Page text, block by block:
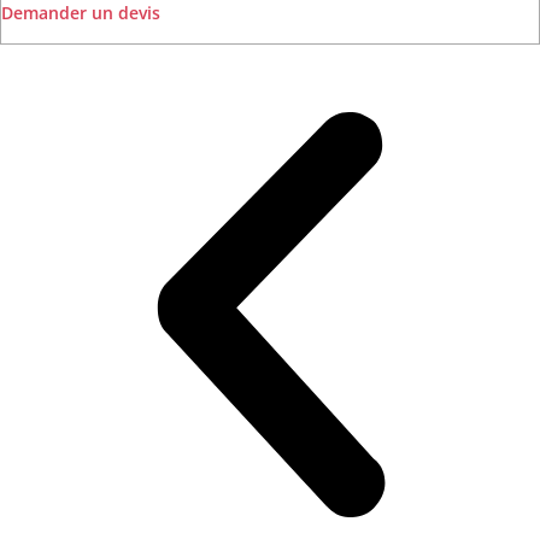
Demander un devis